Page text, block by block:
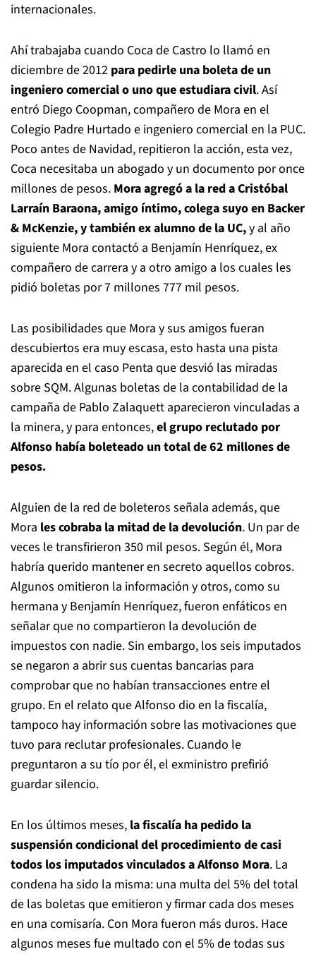
internacionales.
Ahí trabajaba cuando Coca de Castro lo llamó en
diciembre de 2012 para pedirle una boleta de un
ingeniero comercial o uno que estudiara civil. Así
entró Diego Coopman, compañero de Mora en el
Colegio Padre Hurtado e ingeniero comercial en la PUC.
Poco antes de Navidad, repitieron la acción, esta vez,
Coca necesitaba un abogado y un documento por once
millones de pesos. Mora agregó a la red a Cristóbal
Larraín Baraona, amigo íntimo, colega suyo en Backer
& McKenzie, y también ex alumno de la UC,y al año
siguiente Mora contactó a Benjamín Henríquez, ex
compañero de carrera y a otro amigo a los cuales les
pidió boletas por 7 millones 777 mil pesos.
Las posibilidades que Mora y sus amigos fueran
descubiertos era muy escasa, esto hasta una pista
aparecida en el caso Penta que desvió las miradas
sobre SQM. Algunas boletas de la contabilidad de la
campaña de Pablo Zalaquett aparecieron vinculadas a
la minera, y para entonces,el grupo reclutado por
Alfonso había boleteado un total de 62 millones de
pesos.
Alguien de la red de boleteros señala además, que
Mora les cobraba la mitad de la devolución. Un par de
veces le transfirieron 350 mil pesos. Según él, Mora
habría querido mantener en secreto aquellos cobros.
Algunos omitieron la información y otros, como su
hermana y Benjamín Henríquez, fueron enfáticos en
señalar que no compartieron la devolución de
impuestos con nadie. Sin embargo, los seis imputados
se negaron a abrir sus cuentas bancarias para
comprobar que no habían transacciones entre el
grupo. En el relato que Alfonso dio en la fiscalía,
tampoco hay información sobre las motivaciones que
tuvo para reclutar profesionales. Cuando le
preguntaron a su tío por él, el exministro prefirió
guardar silencio.
En los últimos meses, la fiscalía ha pedido la
suspensión condicional del procedimiento de casi
todos los imputados vinculados a Alfonso Mora. La
condena ha sido la misma: una multa del 5% del total
de las boletas que emitieron y firmar cada dos meses
en una comisaría. Con Mora fueron más duros. Hace
algunos meses fue multado con el 5% de todas sus